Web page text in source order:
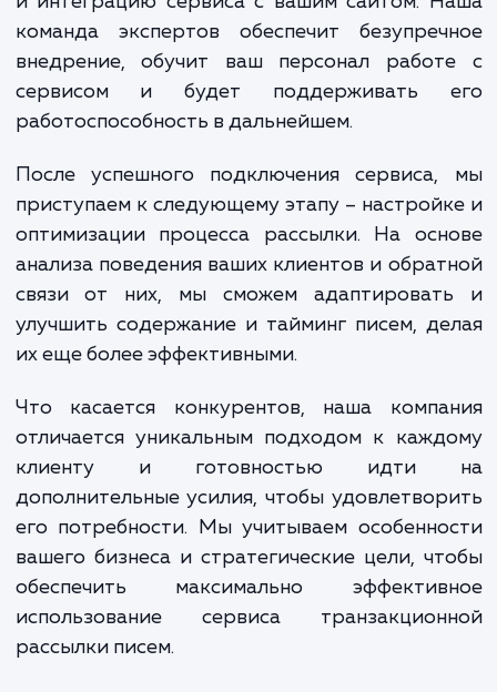
вам требуются, на какой
взаимодействия с клиентом они должны
отправлены, и какую информацию они
содержать.
Затем мы производим подключение
транзакционной рассылки писем. Этот
включает в себя выбор
провайдера, настройку параметров
и интеграцию сервиса с вашим сайтом.
команда экспертов обеспечит
сервисом и будет поддерживать
работоспособность в дальнейшем.
После успешного подключения
приступаем к следующему этапу –
оптимизации процесса рассылки. На
анализа поведения ваших клиентов и